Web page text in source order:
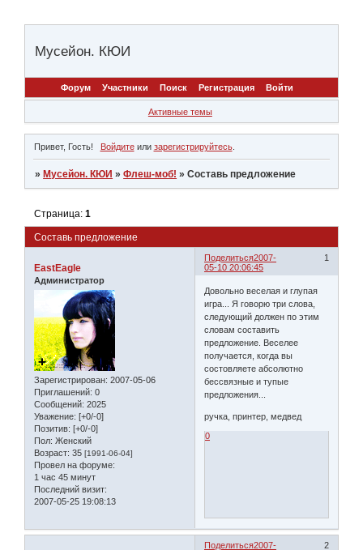
Мусейон. КЮИ
Форум Участники Поиск Регистрация Войти
Активные темы
Привет, Гость! Войдитеили зарегистрируйтесь.
» Мусейон. КЮИ »Флеш-моб! »Составь предложение
Составь предложение
Страница:1
Поделиться 1
2007-
05-10 20:06:45
EastEagle
Администратор
Зарегистрирован: 2007-05-06
Приглашений: 0
Сообщений: 2025
Уважение: [+0/-0]
Позитив: [+0/-0]
Пол: Женский
Возраст: 35 [1991-06-04]
Провел на форуме:
1 час 45 минут
Последний визит:
2007-05-25 19:08:13
Довольно веселая и глупая
игра... Я говорю три слова,
следующий должен по этим
словам составить
предложение. Веселее
получается, когда вы
состовляете абсолютно
бессвязные и тупые
предложения...
ручка, принтер, медвед
0
Поделиться 2
2007-